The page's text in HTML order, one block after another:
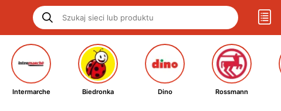
Intermarche Biedronka Dino Rossmann